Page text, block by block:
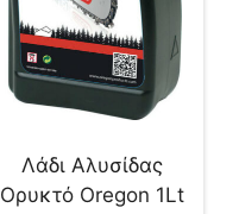
Λάδι Αλυσίδας
Ορυκτό Oregon 1Lt